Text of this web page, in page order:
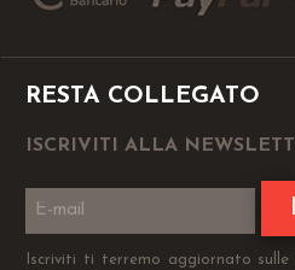
RESTA COLLEGATO
ISCRIVITI ALLA
Iscriviti ti terremo aggiornato sulle